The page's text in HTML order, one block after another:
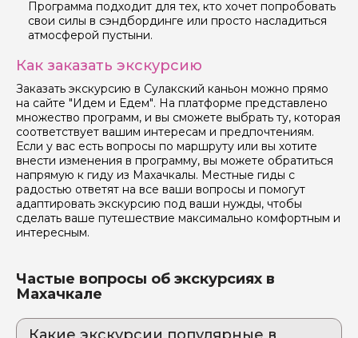
Программа подходит для тех, кто хочет попробовать
свои силы в сэндбординге или просто насладиться
атмосферой пустыни.
Как заказать экскурсию
Заказать экскурсию в Сулакский каньон можно прямо
на сайте "Идем и Едем". На платформе представлено
множество программ, и вы сможете выбрать ту, которая
соответствует вашим интересам и предпочтениям.
Если у вас есть вопросы по маршруту или вы хотите
внести изменения в программу, вы можете обратиться
напрямую к гиду из Махачкалы. Местные гиды с
радостью ответят на все ваши вопросы и помогут
адаптировать экскурсию под ваши нужды, чтобы
сделать ваше путешествие максимально комфортным и
интересным.
Частые вопросы об экскурсиях в
Махачкале